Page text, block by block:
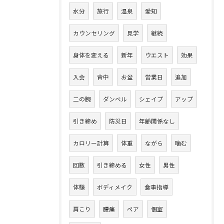
水分 旅行 温泉 愛知
カウンセリング 見学 継続
身体を変える 新年 ウエスト 効果
入会 背中 お盆 営業日 追加
二の腕 ダンベル シェイプ アップ
引き締め 防災日 年齢関係なし
カロリー計算 体重 ながら 噛む
回数 引き締める 女性 男性
体験 ボディメイク 食事指導
肩こり 腰痛 ペア 個室